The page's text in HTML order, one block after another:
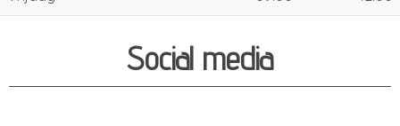
Social media